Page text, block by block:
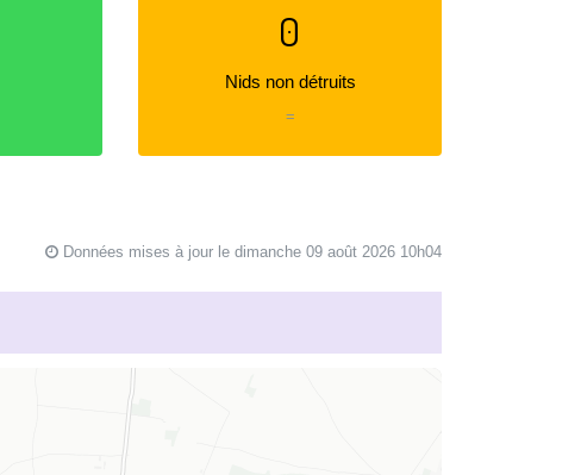
0
Nids non détruits
=
Données mises à jour le dimanche 09 août 2026 10h04